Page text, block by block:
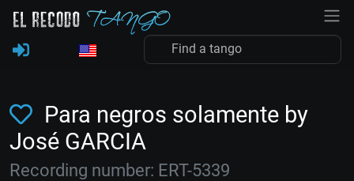
Para negros solamente by
José GARCIA
Recording number: ERT-5339